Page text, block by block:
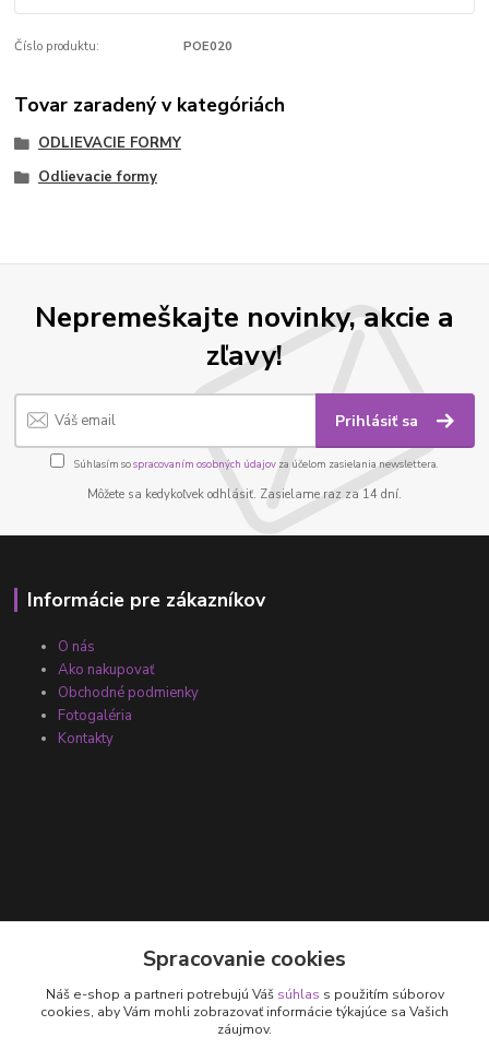
Číslo produktu: POE020
Tovar zaradený v kategóriách
ODLIEVACIE FORMY
Odlievacie formy
Nepremeškajte novinky, akcie a
zľavy!
Prihlásiť sa
Súhlasím sospracovaním osobných údajov za účelom zasielania newslettera.
Môžete sa kedykoľvek odhlásiť. Zasielame raz za 14 dní.
Informácie pre zákazníkov
O nás
Ako nakupovať
Obchodné podmienky
Fotogaléria
Kontakty
+421 905 531 251
Spracovanie cookies
Náš e-shop a partneri potrebujú Váš súhlas s použitím súborov
cookies, aby Vám mohli zobrazovať informácie týkajúce sa Vašich
záujmov.